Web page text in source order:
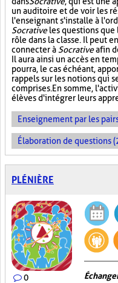
un auditoire et de voir les
l'enseignant s'installe à
Socrativeles questions que
rôle dans la classe. Il peut
connecter à Socrativeafin
Il aura ainsi un accès en
pourra, le cas échéant,
rappels sur les notions qui
comprises. En somme,
élèves d'intégrer leurs
Enseignement par les
Élaboration de questions
PLÉNIÈRE
0